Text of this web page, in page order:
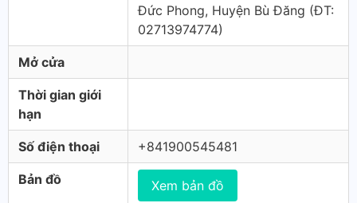
Đức Phong, Huyện Bù Đăng (ÐT:
02713974774)
Mở cửa
Thời gian giới
hạn
Số điện thoại +841900545481
Bản đồ Xem bản đồ